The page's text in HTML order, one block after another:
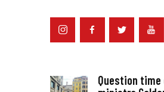
Question time